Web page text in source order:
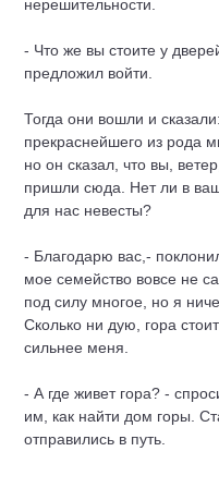
нерешительности.
- Что же вы стоите у
предложил войти.
Тогда они вошли и
прекраснейшего из рода
но он сказал, что вы,
пришли сюда. Нет ли в
для нас невесты?
- Благодарю вас,-
мое семейство вовсе не
под силу многое, но я
Сколько ни дую, гора
сильнее меня.
- А где живет гора? -
им, как найти дом горы.
отправились в путь.